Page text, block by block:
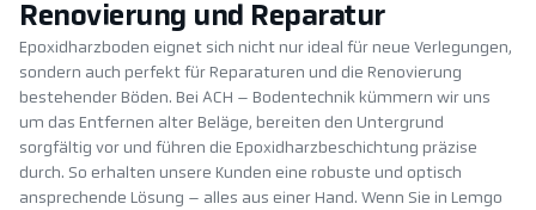
Renovierung und Reparatur
Epoxidharzboden eignet sich nicht nur ideal für neue Verlegungen,
sondern auch perfekt für Reparaturen und die Renovierung
bestehender Böden. Bei ACH – Bodentechnik kümmern wir uns
um das Entfernen alter Beläge, bereiten den Untergrund
sorgfältig vor und führen die Epoxidharzbeschichtung präzise
durch. So erhalten unsere Kunden eine robuste und optisch
ansprechende Lösung – alles aus einer Hand. Wenn Sie in Lemgo